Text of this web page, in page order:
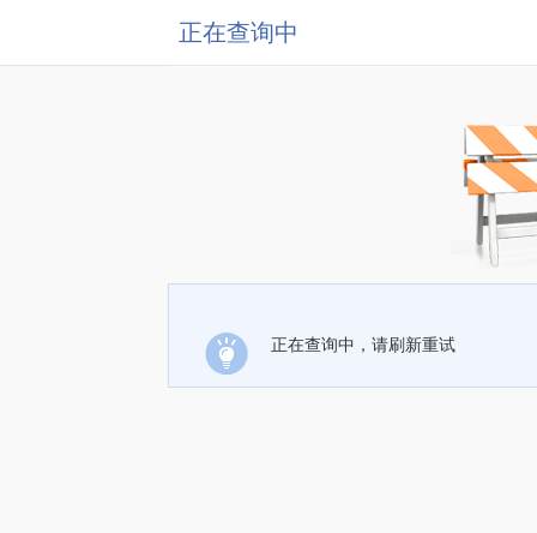
正在查询中
正在查询中，请刷新重试